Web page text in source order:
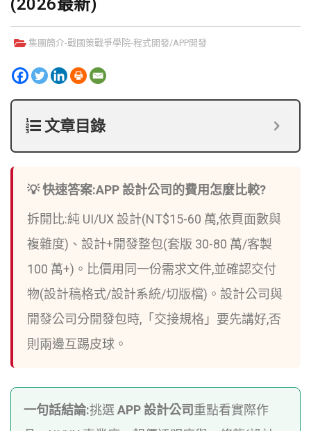
(2026最新)
集團簡介-戰國策戰爭學院-程式開發/APP開發
文章目錄
💡 快速答案:APP 設計公司的費用怎麼比較?
拆開比:純 UI/UX 設計(NT$15-60 萬,依頁面數與
複雜度)、設計+開發整包(套版 30-80 萬/客製
100 萬+)。比價用同一份需求文件,並確認交付
物(設計稿格式/設計系統/切版檔)。設計公司與
開發公司分開發包時,「交接規格」要先講好,否
則兩邊互踢皮球。
一句話結論:挑選 APP 設計公司重點看實際作